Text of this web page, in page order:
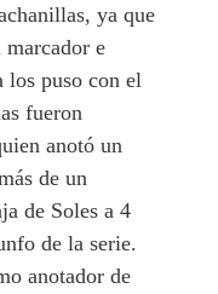
ya que
e
los puso con el
fueron
anotó un
de un
de Soles a 4
de la serie.
anotador de